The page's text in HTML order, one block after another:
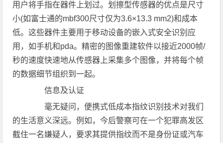
用户将手指在器件上划过。划擦型传感器的优点是尺寸
小(如富士通的mbf300尺寸仅为3.6×13.3 mm2)和成本
低。这些器件主要用于移动设备的嵌入式安全识别应
用，如手机和pda。精密的图像重建软件以接近2000帧/
秒的速度快速地从传感器上采集多个图像，并将每个帧
的数据细节组织到一起。
信息及认证
毫无疑问，便携式低成本指纹识别技术对我们
的生活意义深远。例如，今后警察可在一个犯罪高发区
截住一名嫌疑人，要求其提供指纹而不是身份证或汽车